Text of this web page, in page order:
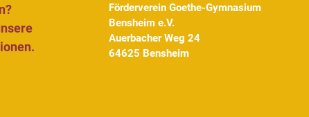
Förderverein Goethe-Gymnasium
Bensheim e.V.
Auerbacher Weg 24
64625 Bensheim